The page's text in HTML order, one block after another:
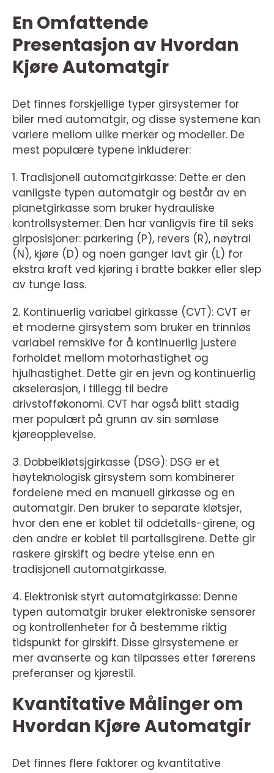
En Omfattende
Presentasjon av Hvordan
Kjøre Automatgir
Det finnes forskjellige typer girsystemer for
biler med automatgir, og disse systemene kan
variere mellom ulike merker og modeller. De
mest populære typene inkluderer:
1. Tradisjonell automatgirkasse: Dette er den
vanligste typen automatgir og består av en
planetgirkasse som bruker hydrauliske
kontrollsystemer. Den har vanligvis fire til seks
girposisjoner: parkering (P), revers (R), nøytral
(N), kjøre (D) og noen ganger lavt gir (L) for
ekstra kraft ved kjøring i bratte bakker eller slep
av tunge lass.
2. Kontinuerlig variabel girkasse (CVT): CVT er
et moderne girsystem som bruker en trinnløs
variabel remskive for å kontinuerlig justere
forholdet mellom motorhastighet og
hjulhastighet. Dette gir en jevn og kontinuerlig
akselerasjon, i tillegg til bedre
drivstofføkonomi. CVT har også blitt stadig
mer populært på grunn av sin sømløse
kjøreopplevelse.
3. Dobbelkløtsjgirkasse (DSG): DSG er et
høyteknologisk girsystem som kombinerer
fordelene med en manuell girkasse og en
automatgir. Den bruker to separate kløtsjer,
hvor den ene er koblet til oddetalls-girene, og
den andre er koblet til partallsgirene. Dette gir
raskere girskift og bedre ytelse enn en
tradisjonell automatgirkasse.
4. Elektronisk styrt automatgirkasse: Denne
typen automatgir bruker elektroniske sensorer
og kontrollenheter for å bestemme riktig
tidspunkt for girskift. Disse girsystemene er
mer avanserte og kan tilpasses etter førerens
preferanser og kjørestil.
Kvantitative Målinger om
Hvordan Kjøre Automatgir
Det finnes flere faktorer og kvantitative